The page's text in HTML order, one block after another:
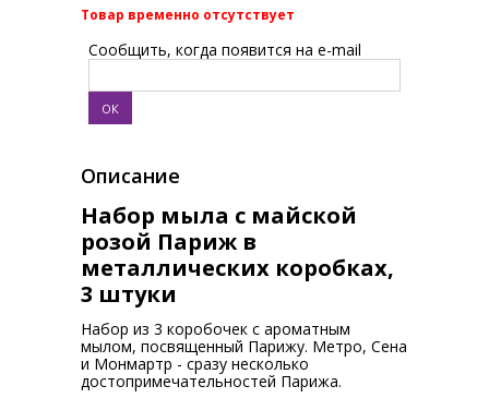
Товар временно отсутствует
Сообщить, когда появится на e-mail
Описание
Набор мыла с майской
розой Париж в
металлических коробках,
3 штуки
Набор из 3 коробочек с ароматным
мылом, посвященный Парижу. Метро, Сена
и Монмартр - сразу несколько
достопримечательностей Парижа.